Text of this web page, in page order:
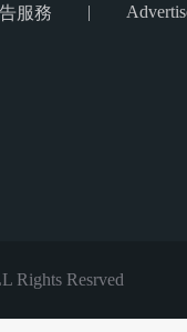
服務 |
Rights Resrved